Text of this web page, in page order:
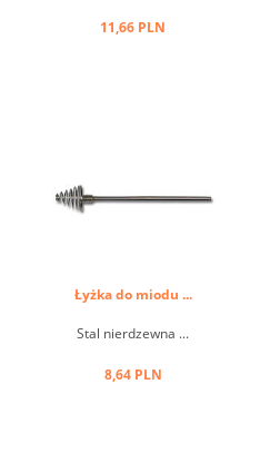
11,66 PLN
Łyżka do miodu ...
Stal nierdzewna ...
8,64 PLN